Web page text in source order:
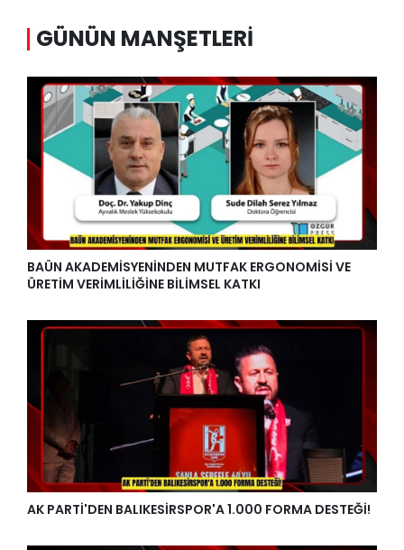
GÜNÜN MANŞETLERI
BAÜN AKADEMİSYENİNDEN MUTFAK ERGONOMİSİ VE
ÜRETİM VERİMLİLİĞİNE BİLİMSEL KATKI
AK PARTİ'DEN BALIKESİRSPOR'A 1.000 FORMA DESTEĞİ!